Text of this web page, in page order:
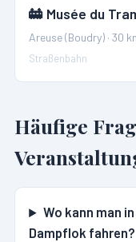
🚋 Musée du
Areuse (Boudry) ·30
Straßenbahn
Häufige
Wo kann man
Dampflok fahren?